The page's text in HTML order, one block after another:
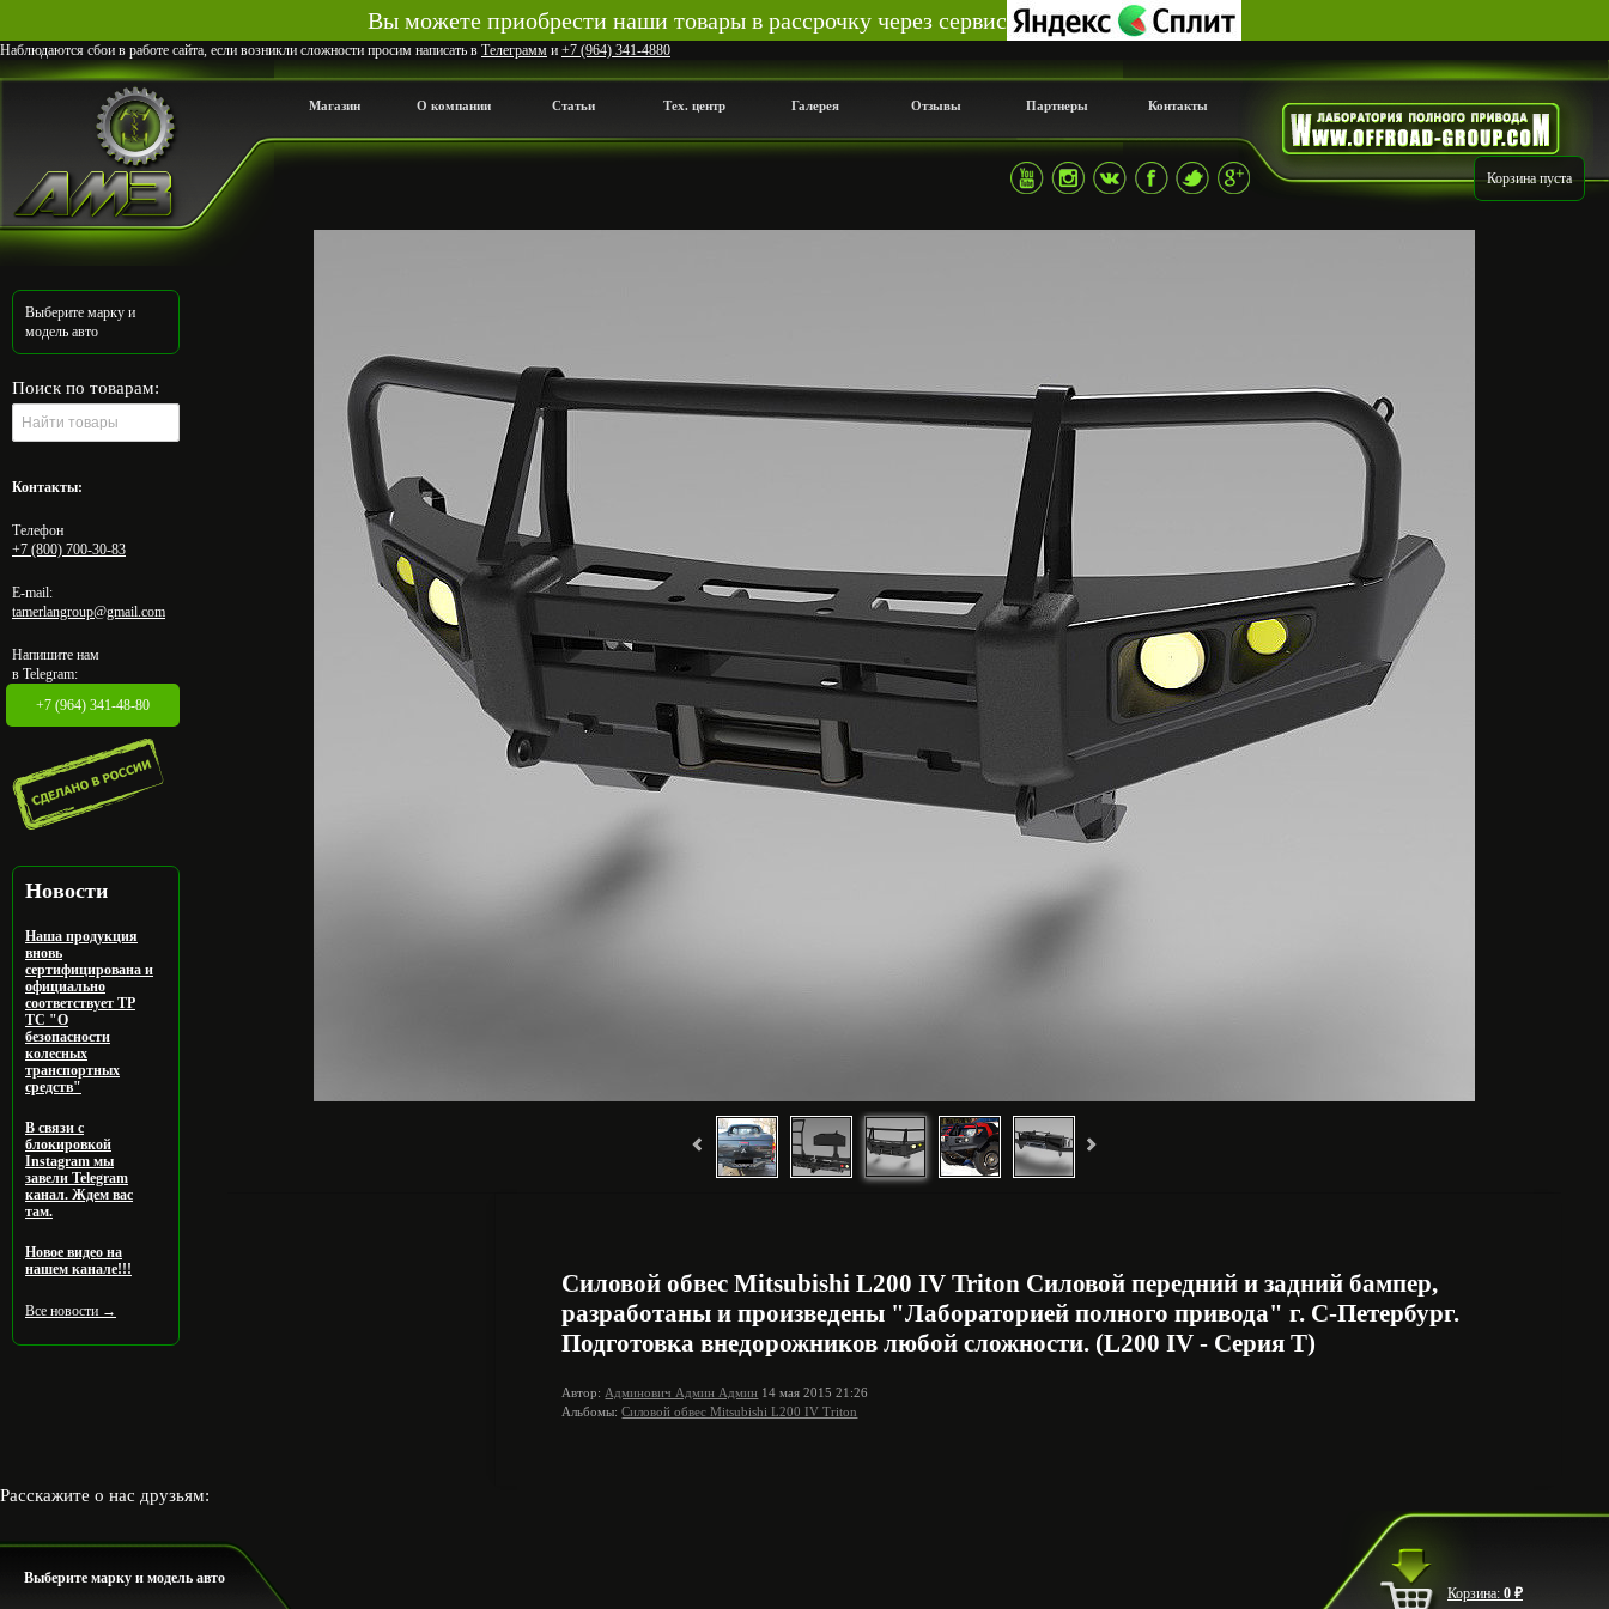
Вы можете приобрести наши товары в рассрочку через сервис
Наблюдаются сбои в работе сайта, если возникли сложности просим написать в Телеграмм и +7 (964) 341-4880
Магазин О компании Статьи Тех. центр Галерея Отзывы Партнеры Контакты
Выберите марку и
модель авто
Поиск по товарам:
Контакты:
Телефон
+7 (800) 700-30-83
E-mail:
tamerlangroup@gmail.com
Напишите нам
в Telegram:
+7 (964) 341-48-80
Новости
Наша продукция
вновь
сертифицирована и
официально
соответствует ТР
ТС "О
безопасности
колесных
транспортных
средств"
В связи с
блокировкой
Instagram мы
завели Telegram
канал. Ждем вас
там.
Новое видео на
нашем канале!!!
Все новости →
Силовой обвес Mitsubishi L200 IV Triton Силовой передний и задний бампер,
разработаны и произведены "Лабораторией полного привода" г. С-Петербург.
Подготовка внедорожников любой сложности. (L200 IV - Серия Т)
Автор:Админович Админ Админ 14 мая 2015 21:26
Альбомы:Силовой обвес Mitsubishi L200 IV Triton
Корзина пуста
Расскажите о нас друзьям:
Выберите марку и модель авто
Корзина: 0 ₽